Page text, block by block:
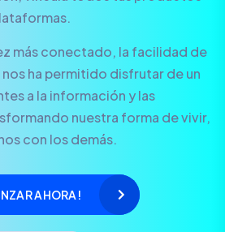
más conectado, la facilidad de
ha permitido disfrutar de un
a la información y las
nuestra forma de vivir,
con los demás.
AHORA!